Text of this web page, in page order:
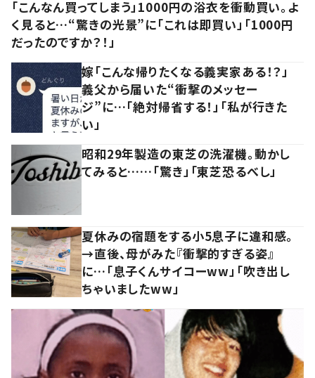
「こんなん買ってしまう」1000円の浴衣を衝動買い。よ
く見ると…“驚きの光景”に「これは即買い」「1000円
だったのですか？！」
嫁「こんな帰りたくなる義実家ある！？」
義父から届いた“衝撃のメッセー
ジ”に…「絶対帰省する！」「私が行きた
い」
昭和29年製造の東芝の洗濯機。動かし
てみると……「驚き」「東芝恐るべし」
夏休みの宿題をする小5息子に違和感。
→直後、母がみた『衝撃的すぎる姿』
に…「息子くんサイコーww」「吹き出し
ちゃいましたww」